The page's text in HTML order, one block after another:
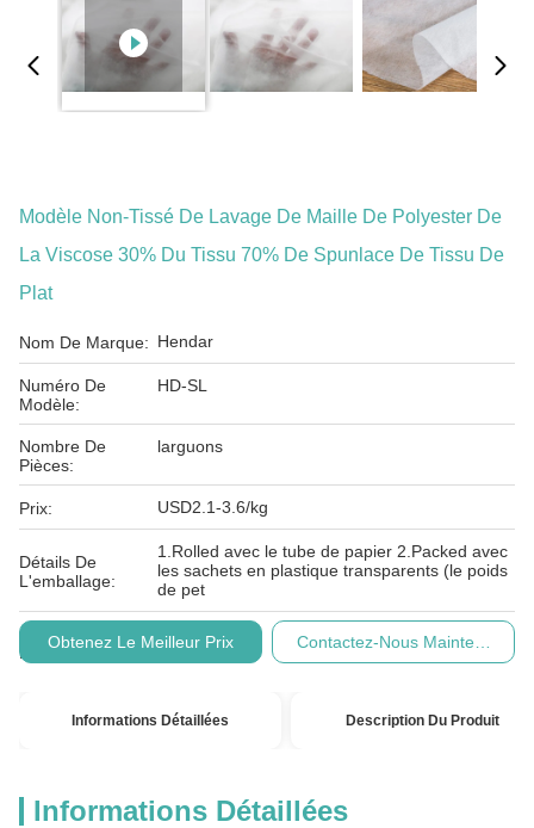
Modèle Non-Tissé De Lavage De Maille De Polyester De
La Viscose 30% Du Tissu 70% De Spunlace De Tissu De
Plat
Nom De Marque: Hendar
Numéro De
Modèle:
HD-SL
Nombre De
Pièces:
larguons
Prix: USD2.1-3.6/kg
Détails De
L'emballage:
1.Rolled avec le tube de papier 2.Packed avec
les sachets en plastique transparents (le poids
de pet
Conditions De
Paiement:
T/T.
Obtenez Le Meilleur Prix Contactez-Nous Maintenant
Informations Détaillées Description Du Produit
Informations Détaillées